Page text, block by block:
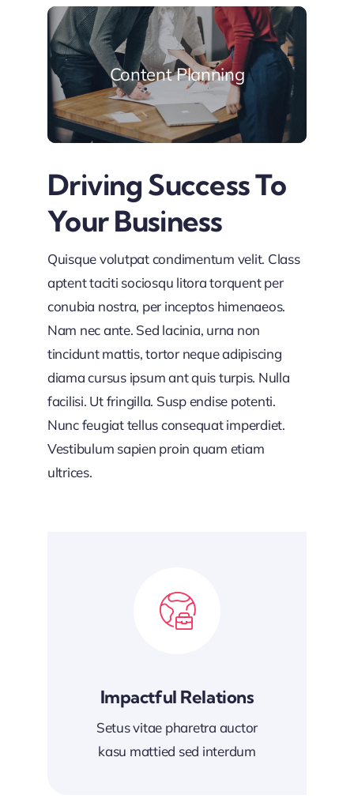
Content Planning
Driving Success To
Your Business
Quisque volutpat condimentum velit. Class
aptent taciti sociosqu litora torquent per
conubia nostra, per inceptos himenaeos.
Nam nec ante. Sed lacinia, urna non
tincidunt mattis, tortor neque adipiscing
diama cursus ipsum ant quis turpis. Nulla
facilisi. Ut fringilla. Susp endise potenti.
Nunc feugiat tellus consequat imperdiet.
Vestibulum sapien proin quam etiam
ultrices.
Impactful Relations
Setus vitae pharetra auctor
kasu mattied sed interdum